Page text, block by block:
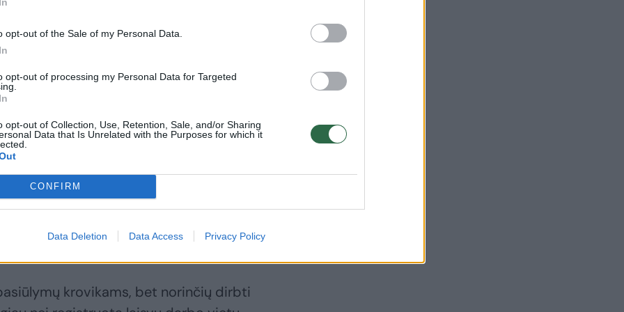
opt-out of the Sale of my Personal Data.
opt-out of processing my Personal Data for Targeted
opt-out of Collection, Use, Retention, Sale, and/or Sharing
Data that Is Unrelated with the Purposes for which it
CONFIRM
Data Deletion Data Access Privacy Policy
kreipėsi darbo ieškančių asmenų
gamybos(10,4 proc.), statybos
profesijas daugiausia registravosi
biurų, viešbučių ir kitų įstaigų
ir furgonų vairuotojų, reklamos ir
sekretorių, dažytojų darbo.
krovikams, bet norinčių dirbti